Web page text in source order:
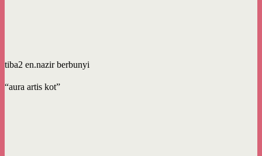
tiba2 en.nazir berbunyi
“aura artis kot”